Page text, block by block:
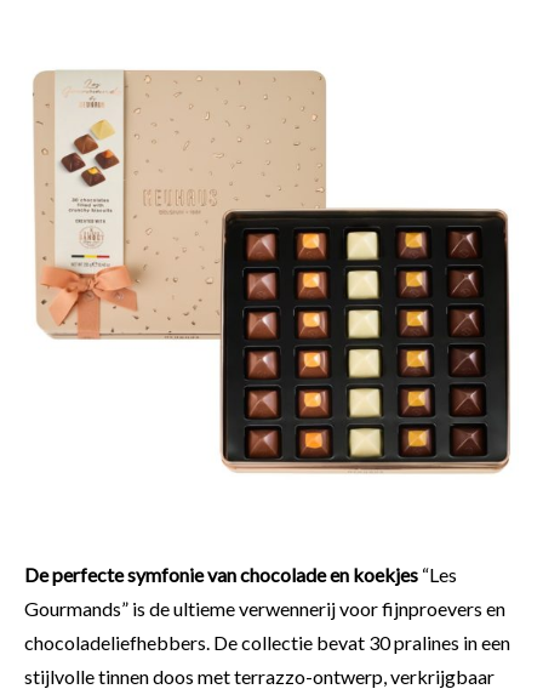
De perfecte symfonie van chocolade en koekjes “Les
Gourmands” is de ultieme verwennerij voor fijnproevers en
chocoladeliefhebbers. De collectie bevat 30 pralines in een
stijlvolle tinnen doos met terrazzo-ontwerp, verkrijgbaar